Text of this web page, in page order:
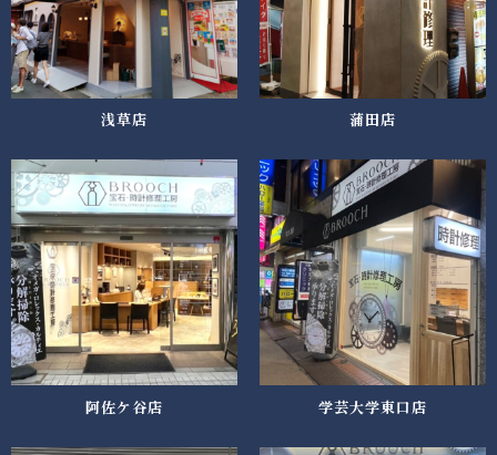
浅草店 蒲田店
阿佐ケ谷店 学芸大学東口店